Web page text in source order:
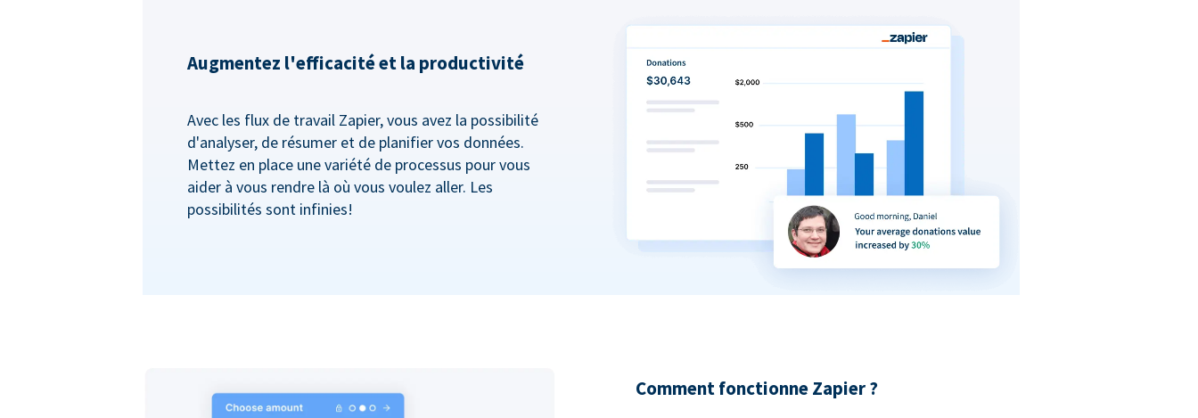
Augmentez l'efficacité et la productivité
Avec les flux de travail Zapier, vous avez la possibilité
d'analyser, de résumer et de planifier vos données.
Mettez en place une variété de processus pour vous
aider à vous rendre là où vous voulez aller. Les
possibilités sont infinies!
Comment fonctionne Zapier ?